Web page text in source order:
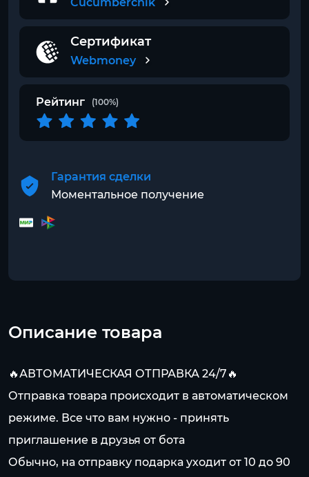
Сертификат
Webmoney
Рейтинг (100%)
Гарантия сделки
Моментальное получение
Описание товара
🔥АВТОМАТИЧЕСКАЯ ОТПРАВКА 24/7🔥
Отправка товара происходит в автоматическом
режиме. Все что вам нужно - принять
приглашение в друзья от бота
Обычно, на отправку подарка уходит от 10 до 90